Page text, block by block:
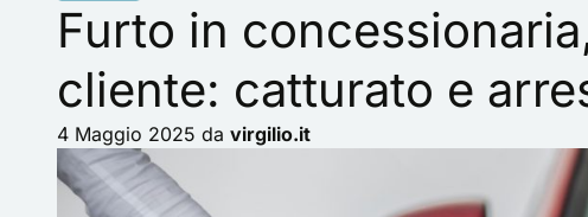
Furto in
cliente: catturato e
4 Maggio 2025 da virgilio.it